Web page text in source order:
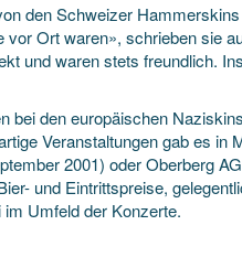
den Schweizer
Ort waren», schrieben sie
und waren stets freundlich.
bei den europäischen
Veranstaltungen gab es in
2001) oder Oberberg
und Eintrittspreise,
Umfeld der Konzerte.